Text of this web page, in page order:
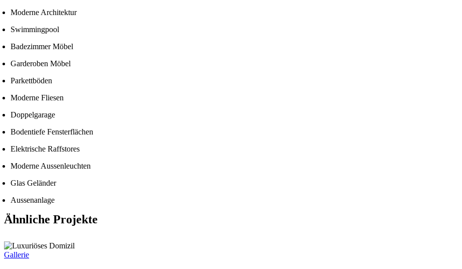
Moderne Architektur
Swimmingpool
Badezimmer Möbel
Garderoben Möbel
Parkettböden
Moderne Fliesen
Doppelgarage
Bodentiefe Fensterflächen
Elektrische Raffstores
Moderne Aussenleuchten
Glas Geländer
Aussenanlage
Ähnliche Projekte
Gallerie